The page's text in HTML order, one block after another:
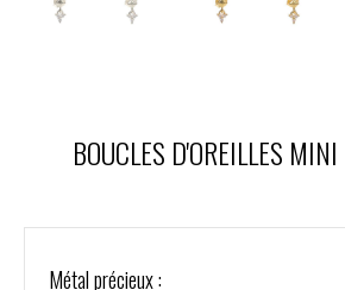
BOUCLES D'OREILLES
Métal précieux :